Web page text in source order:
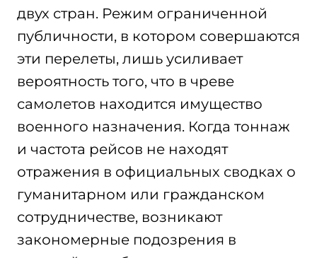
двух стран. Режим ограниченной
публичности, в котором совершаются
эти перелеты, лишь усиливает
вероятность того, что в чреве
самолетов находится имущество
военного назначения. Когда тоннаж
и частота рейсов не находят
отражения в официальных сводках о
гуманитарном или гражданском
сотрудничестве, возникают
закономерные подозрения в